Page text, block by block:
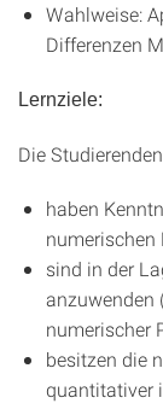
Wahlweise:
Differenzen
Lernziele:
Die Studierenden
haben
numerischen
sind in der
anzuwenden
numerischer
besitzen die
quantitativer